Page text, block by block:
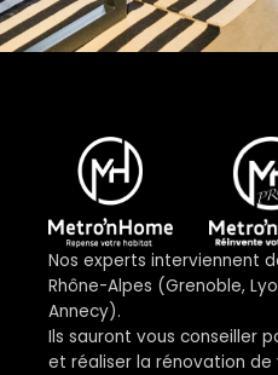
Nos experts interviennent
Rhône-Alpes (Grenoble,
Annecy).
Ils sauront vous conseiller
et réaliser la rénovation de